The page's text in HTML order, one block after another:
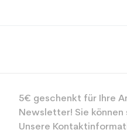
Benutzer
Ebene
5€ geschenkt für Ihre
Newsletter! Sie
Unsere